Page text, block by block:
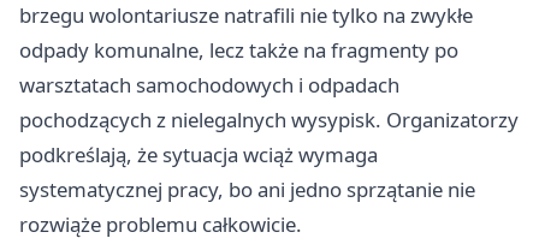
brzegu wolontariusze natrafili nie tylko na zwykłe
odpady komunalne, lecz także na fragmenty po
warsztatach samochodowych i odpadach
pochodzących z nielegalnych wysypisk. Organizatorzy
podkreślają, że sytuacja wciąż wymaga
systematycznej pracy, bo ani jedno sprzątanie nie
rozwiąże problemu całkowicie.